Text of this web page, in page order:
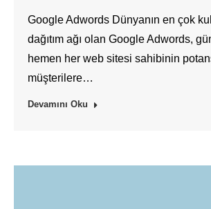
Google Adwords Dünyanın en çok
dağıtım ağı olan Google Adwords,
hemen her web sitesi sahibinin
müşterilere…
Devamını Oku